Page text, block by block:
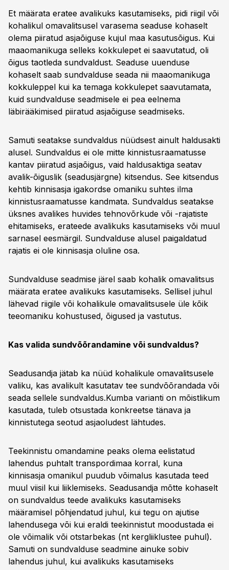
Et määrata eratee avalikuks kasutamiseks, pidi riigil või
kohalikul omavalitsusel varasema seaduse kohaselt
olema piiratud asjaõiguse kujul maa kasutusõigus. Kui
maaomanikuga selleks kokkulepet ei saavutatud, oli
õigus taotleda sundvaldust. Seaduse uuenduse
kohaselt saab sundvalduse seada nii maaomanikuga
kokkuleppel kui ka temaga kokkulepet saavutamata,
kuid sundvalduse seadmisele ei pea eelnema
läbirääkimised piiratud asjaõiguse seadmiseks.
Samuti seatakse sundvaldus nüüdsest ainult haldusakti
alusel. Sundvaldus ei ole mitte kinnistus­raamatusse
kantav piiratud asjaõigus, vaid haldusaktiga seatav
avalik-õiguslik (seadusjärgne) kitsendus. See kitsendus
kehtib kinnisasja igakordse omaniku suhtes ilma
kinnistusraamatusse kandmata. Sundvaldus seatakse
üksnes avalikes huvides tehnovõrkude või -rajatiste
ehitamiseks, erateede avalikuks kasutamiseks või muul
sarnasel eesmärgil. Sundvalduse alusel paigaldatud
rajatis ei ole kinnisasja oluline osa.
Sundvalduse seadmise järel saab kohalik omavalitsus
määrata eratee avalikuks kasutamiseks. Sellisel juhul
lähevad riigile või kohalikule omavalitsusele üle kõik
teeomaniku kohustused, õigused ja vastutus.
Kas valida sundvõõrandamine või sundvaldus?
Seadusandja jätab ka nüüd kohalikule omavalitsusele
valiku, kas avalikult kasutatav tee sundvõõrandada või
seada sellele sundvaldus.Kumba varianti on mõistlikum
kasutada, tuleb otsustada konkreetse tänava ja
kinnistutega seotud asjaoludest lähtudes.
Teekinnistu omandamine peaks olema eelistatud
lahendus puhtalt transpordimaa korral, kuna
kinnisasja omanikul puudub võimalus kasutada teed
muul viisil kui liiklemiseks. Seadusandja mõtte kohaselt
on sundvaldus teede avalikuks kasutamiseks
määramisel põhjendatud juhul, kui tegu on ajutise
lahendusega või kui eraldi teekinnistut moodustada ei
ole võimalik või otstarbekas (nt kergliiklustee puhul).
Samuti on sundvalduse seadmine ainuke sobiv
lahendus juhul, kui avalikuks kasutamiseks